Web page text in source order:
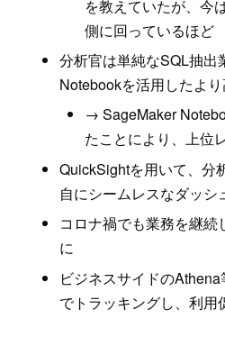
を教えていたが、今
側に回っているほど
分析官は単純なSQL抽出
Notebookを活用したよ
→ SageMaker
たことにより、上位
QuickSightを用いて、分
自にシームレスなダッシ
コロナ禍でも業務を継
に
ビジネスサイドの
でトラッキングし、利用